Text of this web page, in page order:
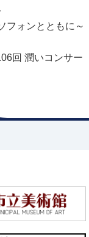
フォンとともに～
回 潤いコンサー